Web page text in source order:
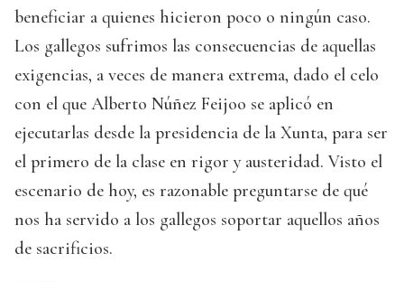
beneficiar a quienes hicieron poco o ningún caso.
Los gallegos sufrimos las consecuencias de aquellas
exigencias, a veces de manera extrema, dado el celo
con el que Alberto Núñez Feijoo se aplicó en
ejecutarlas desde la presidencia de la Xunta, para ser
el primero de la clase en rigor y austeridad. Visto el
escenario de hoy, es razonable preguntarse de qué
nos ha servido a los gallegos soportar aquellos años
de sacrificios.